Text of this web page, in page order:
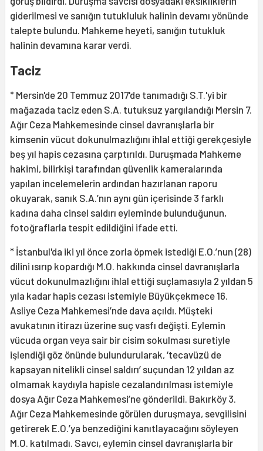
giderilmesi ve sanığın tutukluluk halinin devamı yönünde
talepte bulundu. Mahkeme heyeti, sanığın tutukluk
halinin devamına karar verdi.
Taciz
* Mersin'de 20 Temmuz 2017'de tanımadığı S.T.'yi bir
mağazada taciz eden S.A. tutuksuz yargılandığı Mersin 7.
Ağır Ceza Mahkemesinde cinsel davranışlarla bir
kimsenin vücut dokunulmazlığını ihlal ettiği gerekçesiyle
beş yıl hapis cezasına çarptırıldı. Duruşmada Mahkeme
hakimi, bilirkişi tarafından güvenlik kameralarında
yapılan incelemelerin ardından hazırlanan raporu
okuyarak, sanık S.A.’nın aynı gün içerisinde 3 farklı
kadına daha cinsel saldırı eyleminde bulunduğunun,
fotoğraflarla tespit edildiğini ifade etti.
* İstanbul'da iki yıl önce zorla öpmek istediği E.O.’nun (28)
dilini ısırıp kopardığı M.O. hakkında cinsel davranışlarla
vücut dokunulmazlığını ihlal ettiği suçlamasıyla 2 yıldan 5
yıla kadar hapis cezası istemiyle Büyükçekmece 16.
Asliye Ceza Mahkemesi’nde dava açıldı. Müşteki
avukatının itirazı üzerine suç vasfı değişti. Eylemin
vücuda organ veya sair bir cisim sokulması suretiyle
işlendiği göz önünde bulundurularak, ‘tecavüzü de
kapsayan nitelikli cinsel saldırı’ suçundan 12 yıldan az
olmamak kaydıyla hapisle cezalandırılması istemiyle
dosya Ağır Ceza Mahkemesi’ne gönderildi. Bakırköy 3.
Ağır Ceza Mahkemesinde görülen duruşmaya, sevgilisini
getirerek E.O.’ya benzediğini kanıtlayacağını söyleyen
M.O. katılmadı. Savcı, eylemin cinsel davranışlarla bir